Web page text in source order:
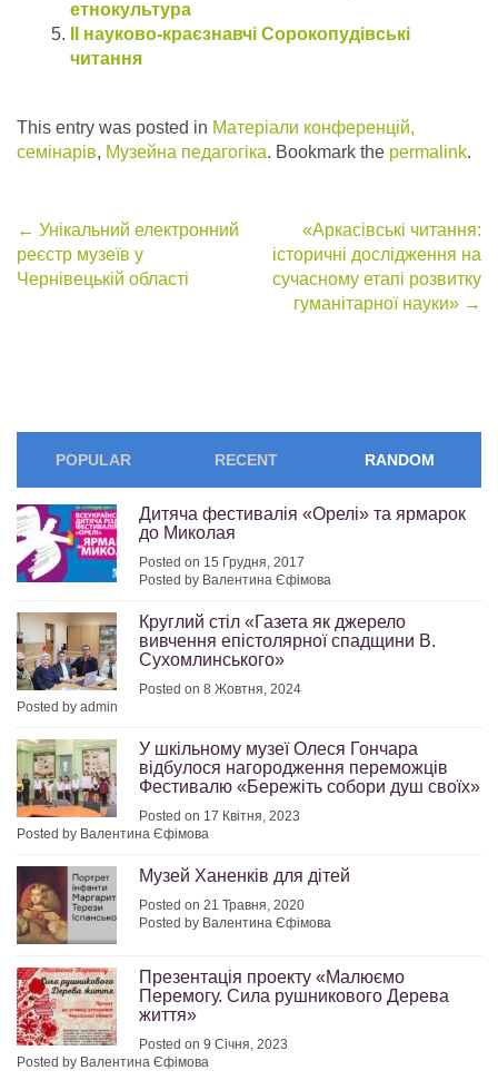
етнокультура
ІІ науково-краєзнавчі Сорокопудівські
читання
This entry was posted in Матеріали конференцій,
семінарів, Музейна педагогіка. Bookmark the permalink.
Post
navigation
← Унікальний електронний
реєстр музеїв у
Чернівецькій області
«Аркасівські читання:
історичні дослідження на
сучасному етапі розвитку
гуманітарної науки» →
POPULAR RECENT RANDOM
Дитяча фестивалія «Орелі» та ярмарок
до Миколая
Posted on 15 Грудня, 2017
Posted by Валентина Єфімова
Круглий стіл «Газета як джерело
вивчення епістолярної спадщини В.
Сухомлинського»
Posted on 8 Жовтня, 2024
Posted by admin
У шкільному музеї Олеся Гончара
відбулося нагородження переможців
Фестивалю «Бережіть собори душ своїх»
Posted on 17 Квітня, 2023
Posted by Валентина Єфімова
Музей Ханенків для дітей
Posted on 21 Травня, 2020
Posted by Валентина Єфімова
Презентація проекту «Малюємо
Перемогу. Сила рушникового Дерева
життя»
Posted on 9 Січня, 2023
Posted by Валентина Єфімова